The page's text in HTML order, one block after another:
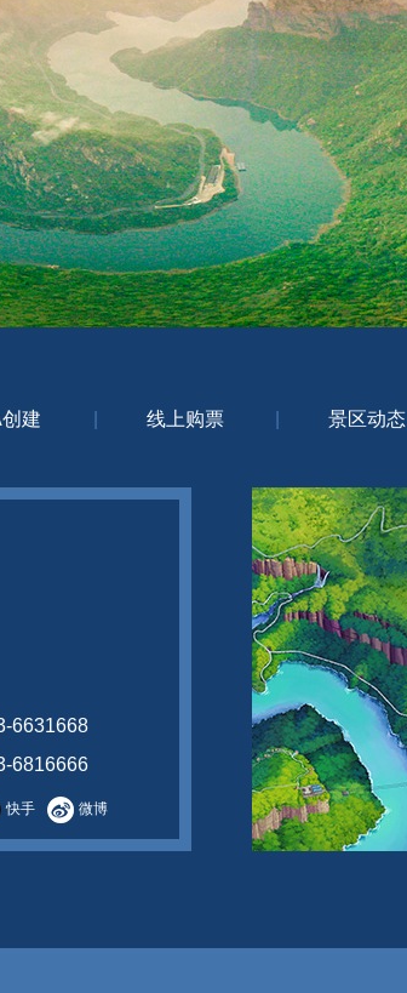
建 线上购票 景区动态
6631668
6816666
快手 微博